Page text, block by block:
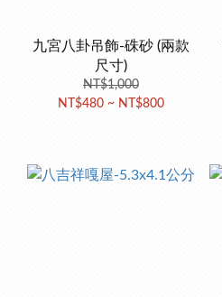
九宮八卦吊飾-硃砂 (兩款
尺寸)
NT$1,000
NT$480 ~ NT$800